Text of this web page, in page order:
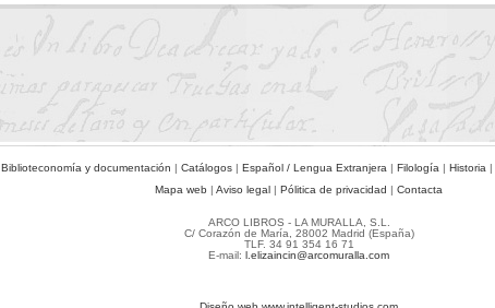
Biblioteconomía y documentación | Catálogos | Español / Lengua Extranjera | Filología | Historia |
Mapa web | Aviso legal | Pólitica de privacidad | Contacta
ARCO LIBROS - LA MURALLA, S.L.
C/ Corazón de María, 28002 Madrid (España)
TLF. 34 91 354 16 71
E-mail: l.elizaincin@arcomuralla.com